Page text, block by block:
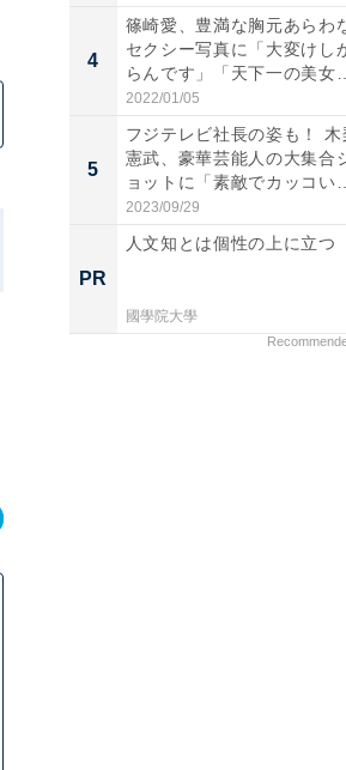
4
篠崎愛、豊満な胸元あらわ
セクシー写真に「大変けし
らんです」「天下一の美女で
す...
2022/01/05
5
フジテレビ社長の姿も！ 木
憲武、豪華芸能人の大集合
ョットに「素敵でカッコい
い...
2023/09/29
PR
人文知とは個性の上に立つ
國學院大學